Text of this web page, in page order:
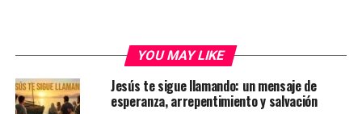
YOU MAY LIKE
Jesús te sigue llamando: un mensaje de
esperanza, arrepentimiento y salvación